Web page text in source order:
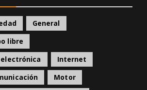
General
libre
Internet
Motor